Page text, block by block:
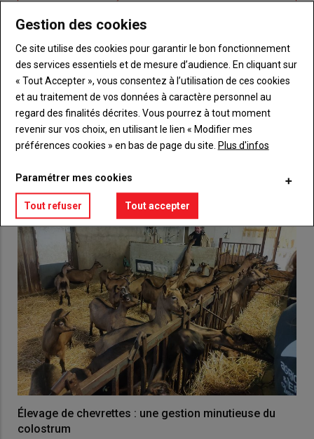
titre
BodyChoisissez votre formule et créez votre
compte pour accéder à tout {nom-site}.
Lien Créez un compte
VOUS AIMEREZ AUSSI
Élevage de chevrettes : une gestion minutieuse du
colostrum
Gestion des cookies
Ce site utilise des cookies pour garantir le bon fonctionnement
des services essentiels et de mesure d’audience. En cliquant sur
« Tout Accepter », vous consentez à l’utilisation de ces cookies
et au traitement de vos données à caractère personnel au
regard des finalités décrites. Vous pourrez à tout moment
revenir sur vos choix, en utilisant le lien « Modifier mes
préférences cookies » en bas de page du site. Plus d'infos
Paramétrer mes cookies
Tout refuser Tout accepter